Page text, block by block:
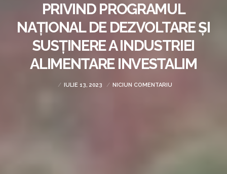
PRIVIND PROGRAMUL
NAȚIONAL DE DEZVOLTARE ȘI
SUSȚINERE A INDUSTRIEI
ALIMENTARE INVESTALIM
IULIE 13, 2023 NICIUN COMENTARIU